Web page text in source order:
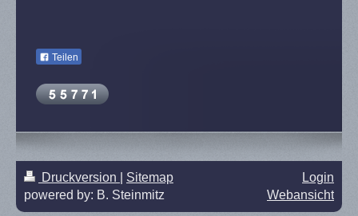
Teilen
Druckversion
Sitemap
powered by: B. Steinmitz
Login
Webansicht